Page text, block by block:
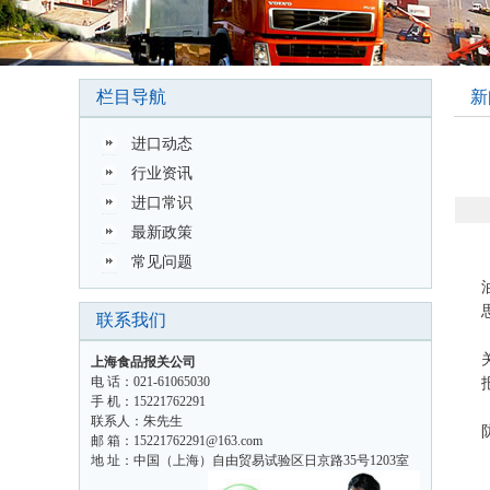
栏目导航
进口动态
行业资讯
进口常识
最新政策
常见问题
联系我们
上海食品报关公司
电 话：021-61065030
手 机：15221762291
联系人：朱先生
邮 箱：15221762291@163.com
地 址：中国（上海）自由贸易试验区日京路35号1203室